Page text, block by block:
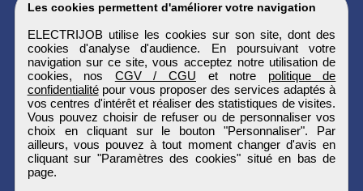
Les cookies permettent d'améliorer votre navigation
ELECTRIJOB utilise les cookies sur son site, dont des
cookies d'analyse d'audience. En poursuivant votre
navigation sur ce site, vous acceptez notre utilisation de
cookies, nos CGV / CGU et notre politique de
confidentialitépour vous proposer des services adaptés à
vos centres d'intérêt et réaliser des statistiques de visites.
Vous pouvez choisir de refuser ou de personnaliser vos
choix en cliquant sur le bouton "Personnaliser". Par
ailleurs, vous pouvez à tout moment changer d'avis en
cliquant sur "Paramètres des cookies" situé en bas de
page.